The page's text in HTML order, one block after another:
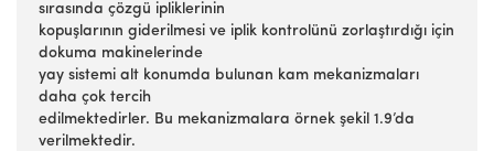
sırasında çözgü ipliklerinin
kopuşlarının giderilmesi ve iplik kontrolünü zorlaştırdığı için
dokuma makinelerinde
yay sistemi alt konumda bulunan kam mekanizmaları
daha çok tercih
edilmektedirler. Bu mekanizmalara örnek şekil 1.9’da
verilmektedir.